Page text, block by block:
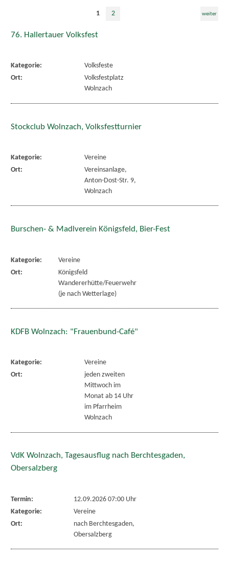
1 2 weiter
76. Hallertauer Volksfest
Kategorie:
Volksfeste
Ort:
Volksfestplatz
Wolnzach
Stockclub Wolnzach, Volksfestturnier
Kategorie:
Vereine
Ort:
Vereinsanlage,
Anton-Dost-Str. 9,
Wolnzach
Burschen- & Madlverein Königsfeld, Bier-Fest
Kategorie:
Vereine
Ort:
Königsfeld
Wandererhütte/Feuerwehr
(je nach Wetterlage)
KDFB Wolnzach: "Frauenbund-Café"
Kategorie:
Vereine
Ort:
jeden zweiten
Mittwoch im
Monat ab 14 Uhr
im Pfarrheim
Wolnzach
VdK Wolnzach, Tagesausflug nach Berchtesgaden,
Obersalzberg
Termin:
12.09.2026 07:00 Uhr
Kategorie:
Vereine
Ort:
nach Berchtesgaden,
Obersalzberg